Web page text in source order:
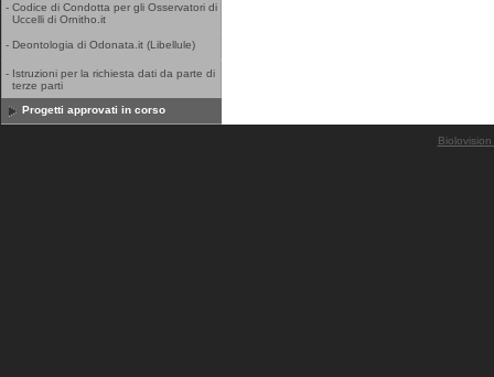
- Codice di Condotta per gli Osservatori di
Uccelli di Ornitho.it
- Deontologia di Odonata.it (Libellule)
- Istruzioni per la richiesta dati da parte di
terze parti
Progetti approvati in corso
Biolovision